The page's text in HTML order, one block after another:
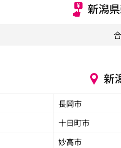
新潟
新
長岡市
十日町市
妙高市